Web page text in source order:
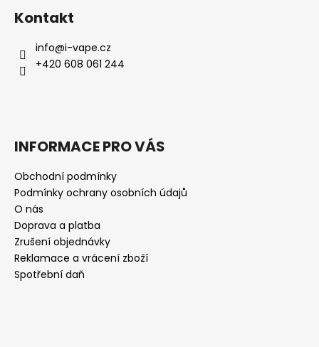
Kontakt
info@i-vape.cz
+420 608 061 244
INFORMACE PRO VÁS
Obchodní podmínky
Podmínky ochrany osobních údajů
O nás
Doprava a platba
Zrušení objednávky
Reklamace a vrácení zboží
Spotřební daň